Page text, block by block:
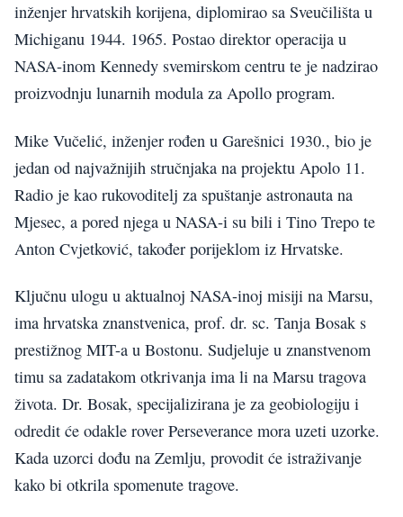
inženjer hrvatskih korijena, diplomirao sa Sveučilišta u
Michiganu 1944. 1965. Postao direktor operacija u
NASA-inom Kennedy svemirskom centru te je nadzirao
proizvodnju lunarnih modula za Apollo program.
Mike Vučelić, inženjer rođen u Garešnici 1930., bio je
jedan od najvažnijih stručnjaka na projektu Apolo 11.
Radio je kao rukovoditelj za spuštanje astronauta na
Mjesec, a pored njega u NASA-i su bili i Tino Trepo te
Anton Cvjetković, također porijeklom iz Hrvatske.
Ključnu ulogu u aktualnoj NASA-inoj misiji na Marsu,
ima hrvatska znanstvenica, prof. dr. sc. Tanja Bosak s
prestižnog MIT-a u Bostonu. Sudjeluje u znanstvenom
timu sa zadatakom otkrivanja ima li na Marsu tragova
života. Dr. Bosak, specijalizirana je za geobiologiju i
odredit će odakle rover Perseverance mora uzeti uzorke.
Kada uzorci dođu na Zemlju, provodit će istraživanje
kako bi otkrila spomenute tragove.